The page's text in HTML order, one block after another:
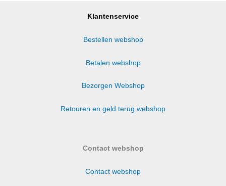
Klantenservice
Bestellen webshop
Betalen webshop
Bezorgen Webshop
Retouren en geld terug webshop
Contact webshop
Contact webshop